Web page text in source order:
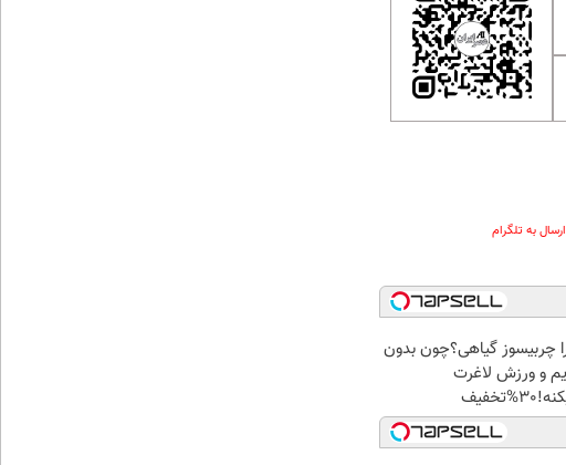
ارسال به تلگرام
چربیسوز گیاهی؟چون بدون
و ورزش لاغرت